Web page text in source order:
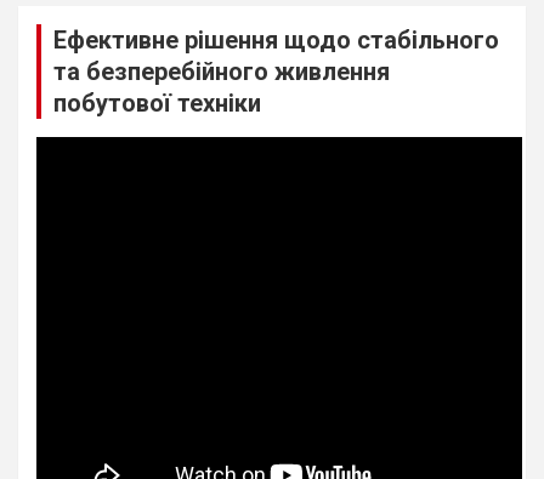
Ефективне рішення щодо стабільного
та безперебійного живлення
побутової техніки